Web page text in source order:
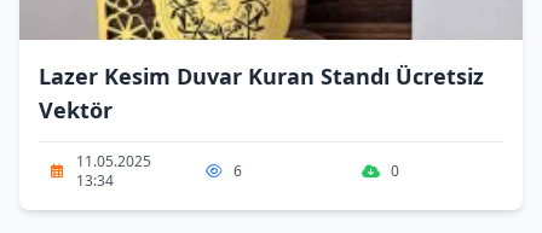
Lazer Kesim Duvar Kuran Standı Ücretsiz
Vektör
11.05.2025
13:34
6 0